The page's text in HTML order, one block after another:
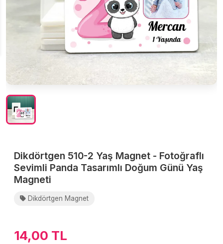
Dikdörtgen 510-2 Yaş Magnet - Fotoğraflı
Sevimli Panda Tasarımlı Doğum Günü Yaş
Magneti
Dikdörtgen Magnet
14,00 TL